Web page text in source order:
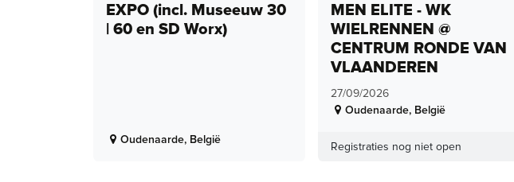
EXPO (incl. Museeuw 30
| 60 en SD Worx)
Oudenaarde, België
MEN ELITE - WK
WIELRENNEN @
CENTRUM RONDE VAN
VLAANDEREN
27/09/2026
Oudenaarde, België
Registraties nog niet open